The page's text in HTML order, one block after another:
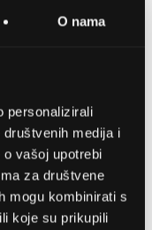
O nama
personalizirali
medija i
vašoj upotrebi
za društvene
mogu kombinirati s
koje su prikupili
ŽELJA